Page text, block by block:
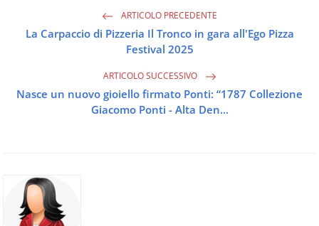
ARTICOLO PRECEDENTE
La Carpaccio di Pizzeria Il Tronco in gara all'Ego Pizza
Festival 2025
ARTICOLO SUCCESSIVO
Nasce un nuovo gioiello firmato Ponti: “1787 Collezione
Giacomo Ponti - Alta Den...